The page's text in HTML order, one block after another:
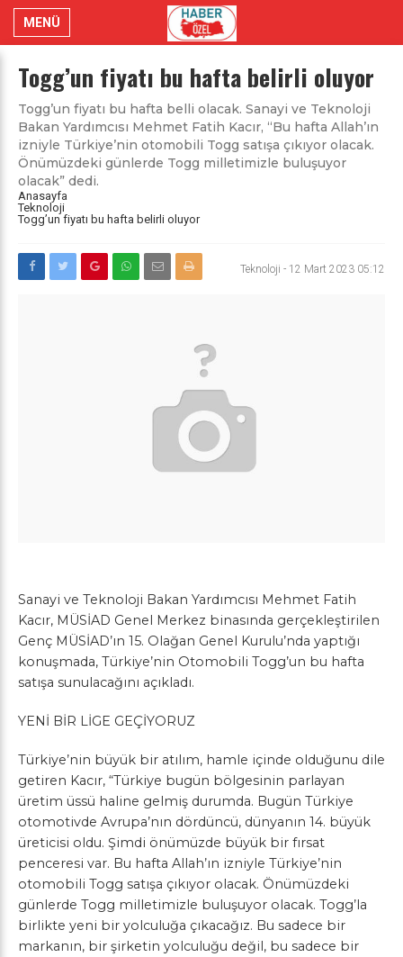
MENÜ
Togg’un fiyatı bu hafta belirli oluyor
Togg’un fiyatı bu hafta belli olacak. Sanayi ve Teknoloji
Bakan Yardımcısı Mehmet Fatih Kacır, “Bu hafta Allah’ın
izniyle Türkiye’nin otomobili Togg satışa çıkıyor olacak.
Önümüzdeki günlerde Togg milletimizle buluşuyor
olacak” dedi.
Anasayfa
Teknoloji
Togg’un fiyatı bu hafta belirli oluyor
Teknoloji - 12 Mart 2023 05:12
Sanayi ve Teknoloji Bakan Yardımcısı Mehmet Fatih
Kacır, MÜSİAD Genel Merkez binasında gerçekleştirilen
Genç MÜSİAD’ın 15. Olağan Genel Kurulu’nda yaptığı
konuşmada, Türkiye’nin Otomobili Togg’un bu hafta
satışa sunulacağını açıkladı.
YENİ BİR LİGE GEÇİYORUZ
Türkiye’nin büyük bir atılım, hamle içinde olduğunu dile
getiren Kacır, “Türkiye bugün bölgesinin parlayan
üretim üssü haline gelmiş durumda. Bugün Türkiye
otomotivde Avrupa’nın dördüncü, dünyanın 14. büyük
üreticisi oldu. Şimdi önümüzde büyük bir fırsat
penceresi var. Bu hafta Allah’ın izniyle Türkiye’nin
otomobili Togg satışa çıkıyor olacak. Önümüzdeki
günlerde Togg milletimizle buluşuyor olacak. Togg’la
birlikte yeni bir yolculuğa çıkacağız. Bu sadece bir
markanın, bir şirketin yolculuğu değil, bu sadece bir